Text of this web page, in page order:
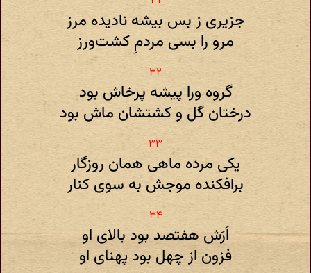
جزیری ز بس بیشه نادیده مرز
مرو را بسی مردمِ کشت‌ورز
گروه ورا پیشه پرخاش بود
درختان گل و کشتشان ماش بود
یکی مرده ماهی همان روزگار
برافکنده موجش به سوی کنار
اَرَش هفتصد بود بالای او
فزون از چهل بود پهنای او